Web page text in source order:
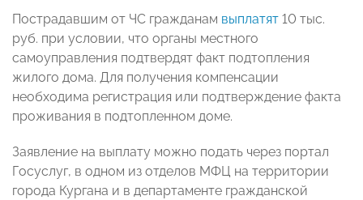
Пострадавшим от ЧС гражданам выплатят 10 тыс.
руб. при условии, что органы местного
самоуправления подтвердят факт подтопления
жилого дома. Для получения компенсации
необходима регистрация или подтверждение факта
проживания в подтопленном доме.
Заявление на выплату можно подать через портал
Госуслуг, в одном из отделов МФЦ на территории
города Кургана и в департаменте гражданской